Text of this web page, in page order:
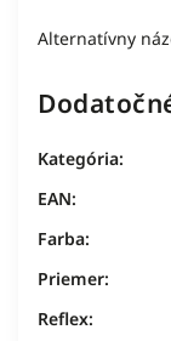
Alternatívny
Kategória:
EAN:
Farba:
Priemer:
Reflex: